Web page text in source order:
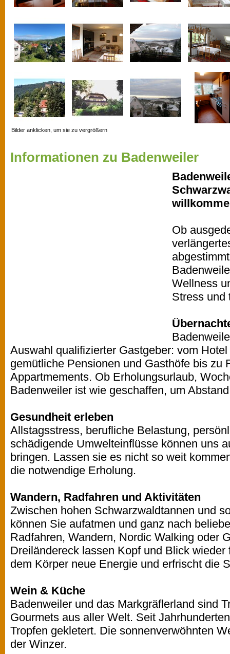
Bilder anklicken, um sie zu vergrößern
Informationen zu Badenweiler
Ob
Wellness
Stress und
Auswahl qualifizierter Gastgeber: vom
gemütliche Pensionen und Gasthöfe bis zu
Appartmements. Ob Erholungsurlaub,
Badenweiler ist wie geschaffen, um
Gesundheit erleben
Allstagsstress, berufliche Belastung,
schädigende Umwelteinflüsse können uns
bringen. Lassen sie es nicht so weit
die notwendige Erholung.
Wandern, Radfahren und Aktivitäten
Zwischen hohen Schwarzwaldtannen und
können Sie aufatmen und ganz nach
Radfahren, Wandern, Nordic Walking oder
Dreiländereck lassen Kopf und Blick
dem Körper neue Energie und erfrischt die
Wein & Küche
Badenweiler und das Markgräflerland sind
Gourmets aus aller Welt. Seit
Tropfen gekletert. Die sonnenverwöhnten
der Winzer.